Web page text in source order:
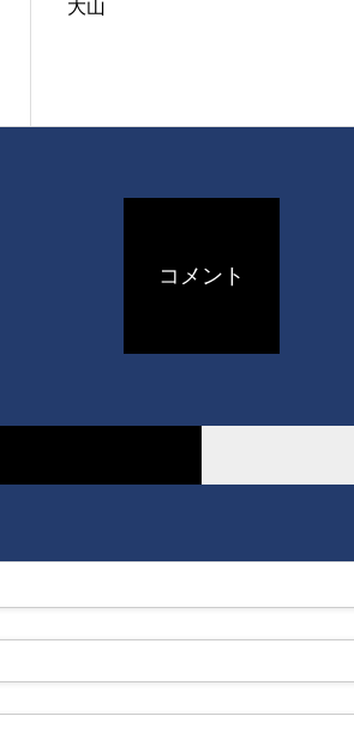
大山
コメント